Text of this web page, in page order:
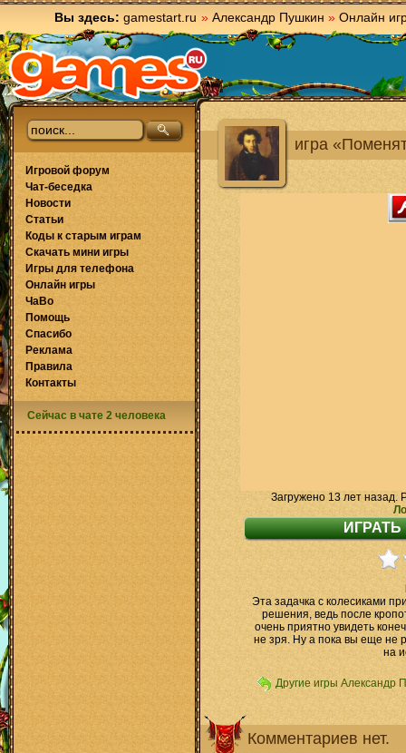
Вы здесь: gamestart.ru » Александр Пушкин » Онлайн
игра
Загружено 13 лет назад.
Эта задачка с колесиками
решения, ведь после
очень приятно увидеть
не зря. Ну а пока вы еще не
на
Другие игры Александр
Комментариев нет.
Игровой форум
Чат-беседка
Новости
Статьи
Коды к старым играм
Скачать мини игры
Игры для телефона
Онлайн игры
ЧаВо
Помощь
Спасибо
Реклама
Правила
Контакты
Сейчас в чате 2 человека